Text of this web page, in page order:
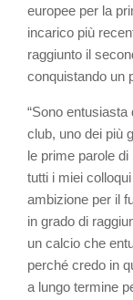
europee per la
incarico più
raggiunto il
conquistando un
“Sono
club, uno dei più
le prime parole
tutti i miei
ambizione per il
in grado di
un calcio che
perché credo in
a lungo termine